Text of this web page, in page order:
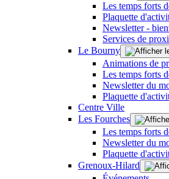
Les temps forts
Plaquette
Newsletter -
Services de
Le Bourny
Animations de
Les temps forts
Newsletter du
Plaquette
Centre Ville
Les Fourches
Les temps forts
Newsletter du
Plaquette
Grenoux-Hilard